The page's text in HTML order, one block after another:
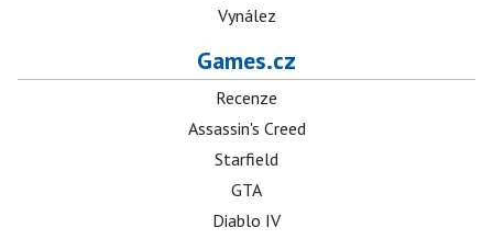
Vynález
Games.cz
Recenze
Assassin's Creed
Starfield
GTA
Diablo IV